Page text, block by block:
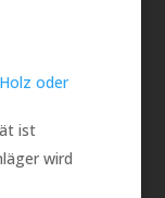
oder
ist
wird